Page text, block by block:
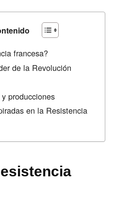
francesa?
de la Revolución
producciones
en la Resistencia